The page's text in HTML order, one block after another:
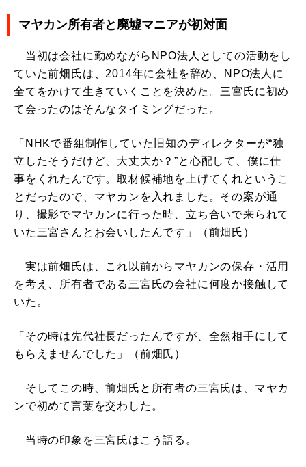
マヤカン所有者と廃墟マニアが初対面
当初は会社に勤めながらNPO法人としての活動をし
ていた前畑氏は、2014年に会社を辞め、NPO法人に
全てをかけて生きていくことを決めた。三宮氏に初め
て会ったのはそんなタイミングだった。
「NHKで番組制作していた旧知のディレクターが“独
立したそうだけど、大丈夫か？”と心配して、僕に仕
事をくれたんです。取材候補地を上げてくれというこ
とだったので、マヤカンを入れました。その案が通
り、撮影でマヤカンに行った時、立ち合いで来られて
いた三宮さんとお会いしたんです」（前畑氏）
実は前畑氏は、これ以前からマヤカンの保存・活用
を考え、所有者である三宮氏の会社に何度か接触して
いた。
「その時は先代社長だったんですが、全然相手にして
もらえませんでした」（前畑氏）
そしてこの時、前畑氏と所有者の三宮氏は、マヤカ
ンで初めて言葉を交わした。
当時の印象を三宮氏はこう語る。